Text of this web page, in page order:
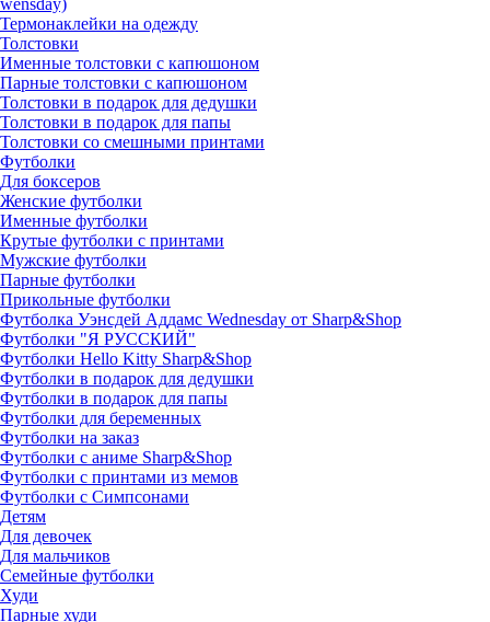
wensday)
Термонаклейки на одежду
Толстовки
Именные толстовки с капюшоном
Парные толстовки с капюшоном
Толстовки в подарок для дедушки
Толстовки в подарок для папы
Толстовки со смешными принтами
Футболки
Для боксеров
Женские футболки
Именные футболки
Крутые футболки с принтами
Мужские футболки
Парные футболки
Прикольные футболки
Футболка Уэнсдей Аддамс Wednesday от Sharp&Shop
Футболки "Я РУССКИЙ"
Футболки Hello Kitty Sharp&Shop
Футболки в подарок для дедушки
Футболки в подарок для папы
Футболки для беременных
Футболки на заказ
Футболки с аниме Sharp&Shop
Футболки с принтами из мемов
Футболки с Симпсонами
Детям
Для девочек
Для мальчиков
Семейные футболки
Худи
Парные худи